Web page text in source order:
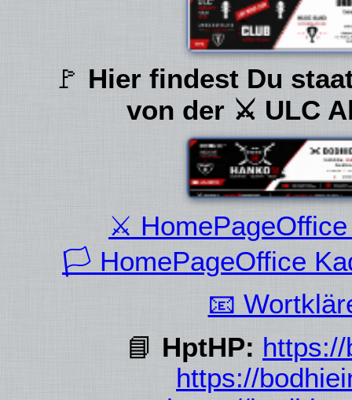
🚩 Hier findest Du
von der ⚔ ULC
⚔
🏳 HomePageOffice
📧
📘 HptHP:
https://